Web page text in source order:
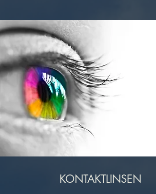
KONTAKTLINSEN